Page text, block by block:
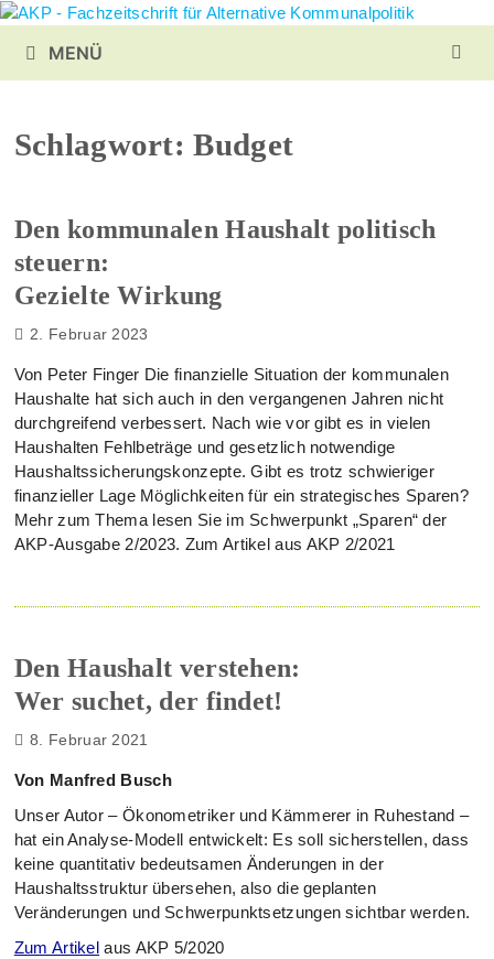
Zurück
Inhalt
MENÜ
Schlagwort:Budget
Den kommunalen Haushalt politisch
steuern:
Gezielte Wirkung
2. Februar 2023
Von Peter Finger Die finanzielle Situation der kommunalen
Haushalte hat sich auch in den vergangenen Jahren nicht
durchgreifend verbessert. Nach wie vor gibt es in vielen
Haushalten Fehlbeträge und gesetzlich notwendige
Haushaltssicherungskonzepte. Gibt es trotz schwieriger
finanzieller Lage Möglichkeiten für ein strategisches Sparen?
Mehr zum Thema lesen Sie im Schwerpunkt „Sparen“ der
AKP-Ausgabe 2/2023. Zum Artikel aus AKP 2/2021
Den Haushalt verstehen:
Wer suchet, der findet!
8. Februar 2021
Von Manfred Busch
Unser Autor – Ökonometriker und Kämmerer in Ruhestand –
hat ein Analyse-Modell entwickelt: Es soll sicherstellen, dass
keine quantitativ bedeutsamen Änderungen in der
Haushaltsstruktur übersehen, also die geplanten
Veränderungen und Schwerpunktsetzungen sichtbar werden.
Zum Artikel aus AKP 5/2020